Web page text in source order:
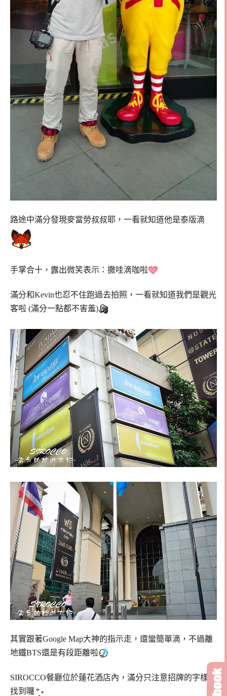
路途中滿分發現麥當勞叔叔耶，一看就知道他是泰版滴
手掌合十，露出微笑表示：撒哇滴咖啦
滿分和Kevin也忍不住跑過去拍照，一看就知道我們是觀光
客啦 (滿分一點都不害羞)
其實跟著Google Map大神的指示走，還蠻簡單滴，不過離
地鐵BTS還是有段距離啦
SIROCCO餐廳位於蓮花酒店內，滿分只注意招牌的字樣就
找到囉